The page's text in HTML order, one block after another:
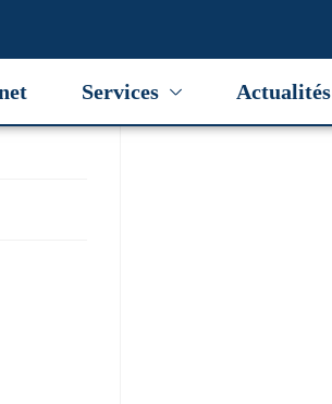
Services Actualités